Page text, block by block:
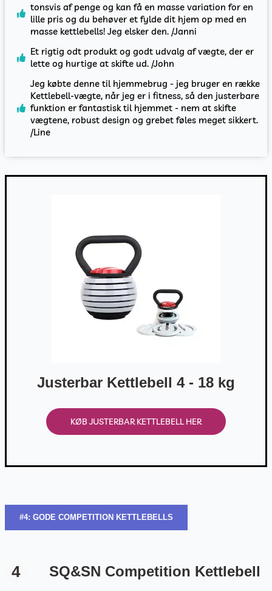
tonsvis af penge og kan få en masse variation for en
lille pris og du behøver et fylde dit hjem op med en
masse kettlebells! Jeg elsker den. /Janni
Et rigtig odt produkt og godt udvalg af vægte, der er
lette og hurtige at skifte ud. /John
Jeg købte denne til hjemmebrug - jeg bruger en række
Kettlebell-vægte, når jeg er i fitness, så den justerbare
funktion er fantastisk til hjemmet - nem at skifte
vægtene, robust design og grebet føles meget sikkert.
/Line
Justerbar Kettlebell 4 - 18 kg
KØB JUSTERBAR KETTLEBELL HER
#4: GODE COMPETITION KETTLEBELLS
4 SQ&SN Competition Kettlebell